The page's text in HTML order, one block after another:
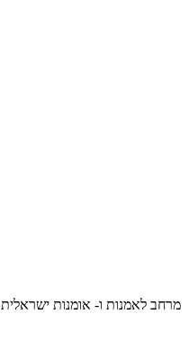
כל הזכויות שמורות ל - artbeat.co.il © מרחב לאמנות ו- אומנות ישראלית